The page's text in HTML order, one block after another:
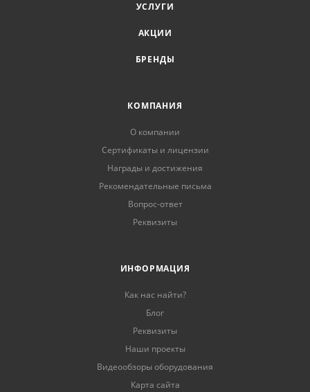
УСЛУГИ
АКЦИИ
БРЕНДЫ
КОМПАНИЯ
О компании
Сертификаты и лицензии
Награды и достижения
Рекомендательные письма
Вопрос-ответ
Реквизиты
ИНФОРМАЦИЯ
Как нас найти?
Блог
Реквизиты
Наши проекты
Видеообзоры оборудования
Карта сайта